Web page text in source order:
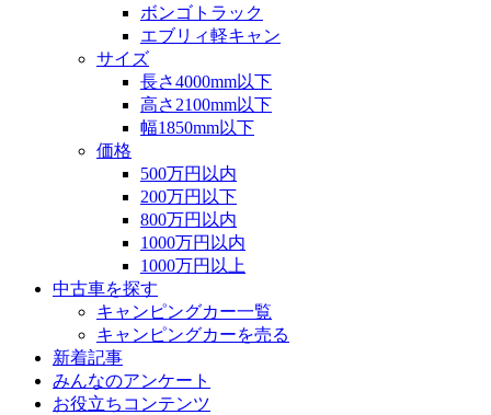
ボンゴトラック
エブリィ軽キャン
サイズ
長さ4000mm以下
高さ2100mm以下
幅1850mm以下
価格
500万円以内
200万円以下
800万円以内
1000万円以内
1000万円以上
中古車を探す
キャンピングカー一覧
キャンピングカーを売る
新着記事
みんなのアンケート
お役立ちコンテンツ